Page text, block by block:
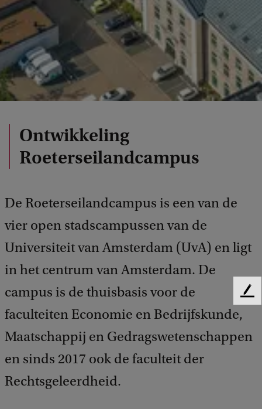
Ontwikkeling
Roeterseilandcampus
De Roeterseilandcampus is een van de
vier open stadscampussen van de
Universiteit van Amsterdam (UvA) en ligt
in het centrum van Amsterdam. De
campus is de thuisbasis voor de
faculteiten Economie en Bedrijfskunde,
Maatschappij en Gedragswetenschappen
en sinds 2017 ook de faculteit der
Rechtsgeleerdheid.
F
d